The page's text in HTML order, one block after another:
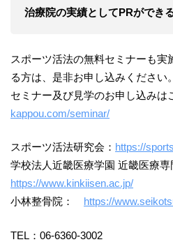
治療院の実績としてPRができ
スポーツ活法の無料セミナーも実
る方は、是非お申し込みください。
セミナー及び見学のお申し込みは
kappou.com/seminar/
スポーツ活法研究会： https://
学校法人近畿医療学園 近畿医療専
https://www.kinkiisen.ac.jp/
小林整骨院：
https://
TEL：06-6360-3002